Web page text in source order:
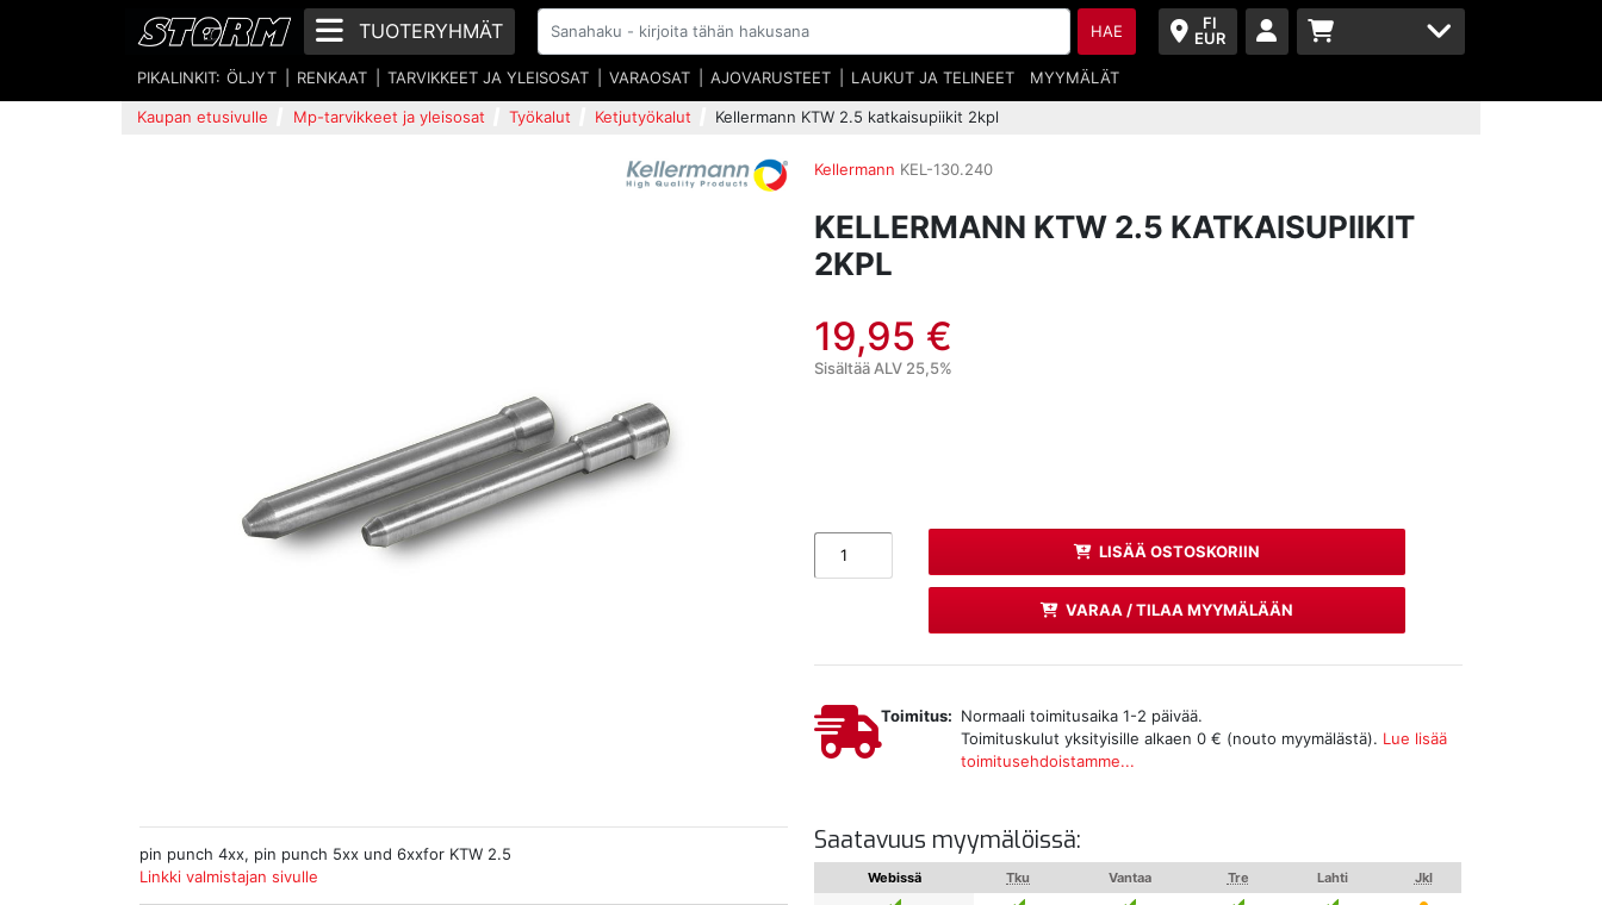
FI
EUR
TUOTERYHMÄT HAE
PIKALINKIT: ÖLJYT RENKAAT TARVIKKEET JA YLEISOSAT VARAOSAT AJOVARUSTEET LAUKUT JA TELINEET MYYMÄLÄT
Kaupan etusivulle Mp-tarvikkeet ja yleisosat Työkalut Ketjutyökalut Kellermann KTW 2.5 katkaisupiikit 2kpl
Kellermann KEL-130.240
KELLERMANN KTW 2.5 KATKAISUPIIKIT
2KPL
19,95 €
Sisältää ALV 25,5%
LISÄÄ OSTOSKORIIN
VARAA / TILAA MYYMÄLÄÄN
Toimitus: Normaali toimitusaika 1-2 päivää.
Toimituskulut yksityisille alkaen 0 € (nouto myymälästä). Lue lisää
toimitusehdoistamme...
Saatavuus myymälöissä:
Webissä Tku Vantaa Tre Lahti Jkl
pin punch 4xx, pin punch 5xx und 6xxfor KTW 2.5
Linkki valmistajan sivulle